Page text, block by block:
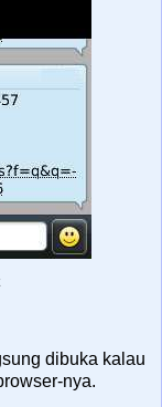
dibuka kalau
nya.